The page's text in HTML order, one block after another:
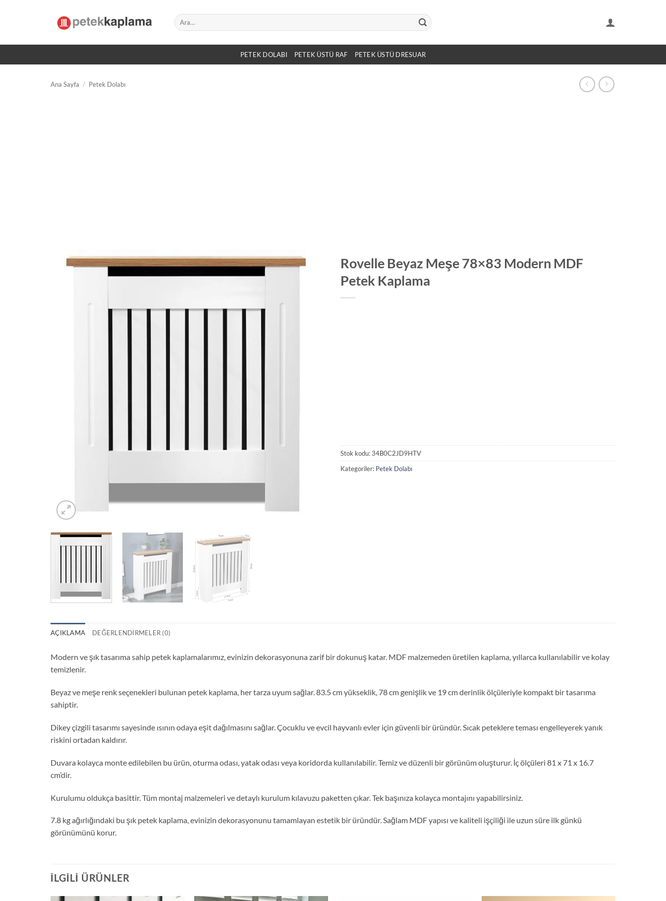
Ara:
PETEK DOLABI PETEK ÜSTÜ RAF PETEK ÜSTÜ DRESUAR
Ana Sayfa / Petek Dolabı
Rovelle Beyaz Meşe 78×83 Modern MDF
Petek Kaplama
Stok kodu:34B0C2JD9HTV
Kategoriler: Petek Dolabı
AÇIKLAMA DEĞERLENDIRMELER (0)
Modern ve şık tasarıma sahip petek kaplamalarımız, evinizin dekorasyonuna zarif bir dokunuş katar. MDF malzemeden üretilen kaplama, yıllarca kullanılabilir ve kolay
temizlenir.
Beyaz ve meşe renk seçenekleri bulunan petek kaplama, her tarza uyum sağlar. 83.5 cm yükseklik, 78 cm genişlik ve 19 cm derinlik ölçüleriyle kompakt bir tasarıma
sahiptir.
Dikey çizgili tasarımı sayesinde ısının odaya eşit dağılmasını sağlar. Çocuklu ve evcil hayvanlı evler için güvenli bir üründür. Sıcak peteklere teması engelleyerek yanık
riskini ortadan kaldırır.
Duvara kolayca monte edilebilen bu ürün, oturma odası, yatak odası veya koridorda kullanılabilir. Temiz ve düzenli bir görünüm oluşturur. İç ölçüleri 81 x 71 x 16.7
cm’dir.
Kurulumu oldukça basittir. Tüm montaj malzemeleri ve detaylı kurulum kılavuzu paketten çıkar. Tek başınıza kolayca montajını yapabilirsiniz.
7.8 kg ağırlığındaki bu şık petek kaplama, evinizin dekorasyonunu tamamlayan estetik bir üründür. Sağlam MDF yapısı ve kaliteli işçiliği ile uzun süre ilk günkü
görünümünü korur.
İLGILI ÜRÜNLER